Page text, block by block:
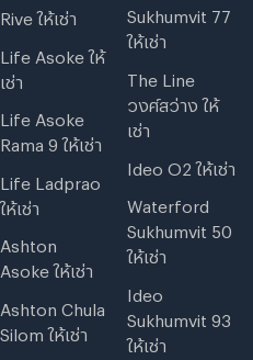
Rive ให้เช่า
Life Asoke ให้
เช่า
Life Asoke
Rama 9 ให้เช่า
Life Ladprao
ให้เช่า
Ashton
Asoke ให้เช่า
Ashton Chula
Silom ให้เช่า
Sukhumvit 77
ให้เช่า
The Line
วงศ์สว่าง ให้
เช่า
Ideo O2 ให้เช่า
Waterford
Sukhumvit 50
ให้เช่า
Ideo
Sukhumvit 93
ให้เช่า